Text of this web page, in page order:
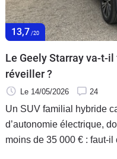
Flottes
Auto
Services
13,7 /20
Le Geely Starray va-t-
réveiller ?
Le 14/05/2026 24
Un SUV familial hybride
d’autonomie électrique,
moins de 35 000 € : faut-